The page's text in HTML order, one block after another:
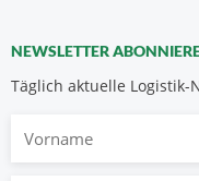
NEWSLETTER
Täglich aktuelle Logistik-